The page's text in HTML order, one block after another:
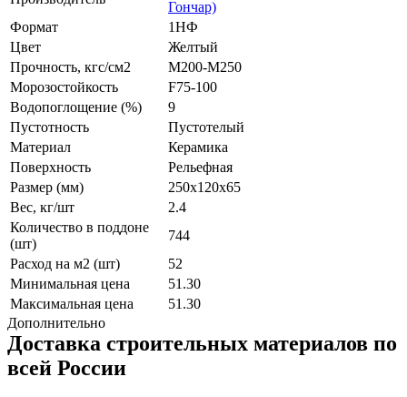
Гончар)
Формат
1НФ
Цвет
Желтый
Прочность, кгс/см2
M200-M250
Морозостойкость
F75-100
Водопоглощение (%)
9
Пустотность
Пустотелый
Материал
Керамика
Поверхность
Рельефная
Размер (мм)
250x120x65
Вес, кг/шт
2.4
Количество в поддоне
(шт)
744
Расход на м2 (шт)
52
Минимальная цена
51.30
Максимальная цена
51.30
Дополнительно
Доставка строительных материалов по
всей России